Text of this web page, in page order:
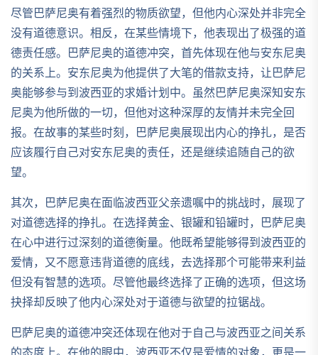
尽管巴萨尼奥有着强烈的物质欲望，但他内心深处并非完全
没有道德意识。相反，在某些情境下，他表现出了极强的道
德责任感。巴萨尼奥的道德冲突，首先体现在他与安东尼奥
的关系上。安东尼奥为他提供了大笔的借款支持，让巴萨尼
奥能够参与到波西亚的求婚计划中。虽然巴萨尼奥深知安东
尼奥为他所做的一切，但他对这种深厚的友情并未完全回
报。在故事的某些时刻，巴萨尼奥展现出内心的挣扎，是否
应该履行自己对安东尼奥的责任，还是继续追随自己的欲
望。
其次，巴萨尼奥在面临波西亚父亲遗嘱中的挑战时，展现了
对道德选择的挣扎。在选择黄金、银罐和铅罐时，巴萨尼奥
在心中进行过深刻的道德衡量。他既希望能够得到波西亚的
爱情，又不愿意违背道德的底线，去选择那个可能带来利益
但没有智慧的选项。尽管他最终选择了正确的选项，但这场
抉择却反映了他内心深处对于道德与欲望的拉锯战。
巴萨尼奥的道德冲突还体现在他对于自己与波西亚之间关系